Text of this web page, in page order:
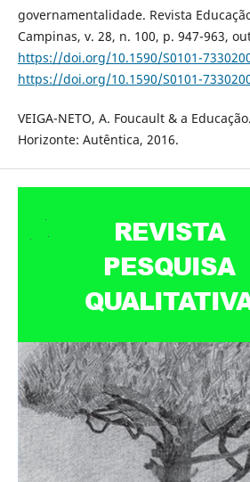
governamentalidade. Revista
Campinas, v. 28, n. 100, p. 947-963,
https://doi.org/10.1590/S0101-
https://doi.org/10.1590/S0101-
VEIGA-NETO, A. Foucault & a
Horizonte: Autêntica, 2016.